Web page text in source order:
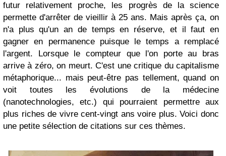
futur relativement proche, les progrès de la science
permette d'arrêter de vieillir à 25 ans. Mais après ça, on
n'a plus qu'un an de temps en réserve, et il faut en
gagner en permanence puisque le temps a remplacé
l'argent. Lorsque le compteur que l'on porte au bras
arrive à zéro, on meurt. C'est une critique du capitalisme
métaphorique... mais peut-être pas tellement, quand on
voit toutes les évolutions de la médecine
(nanotechnologies, etc.) qui pourraient permettre aux
plus riches de vivre cent-vingt ans voire plus. Voici donc
une petite sélection de citations sur ces thèmes.